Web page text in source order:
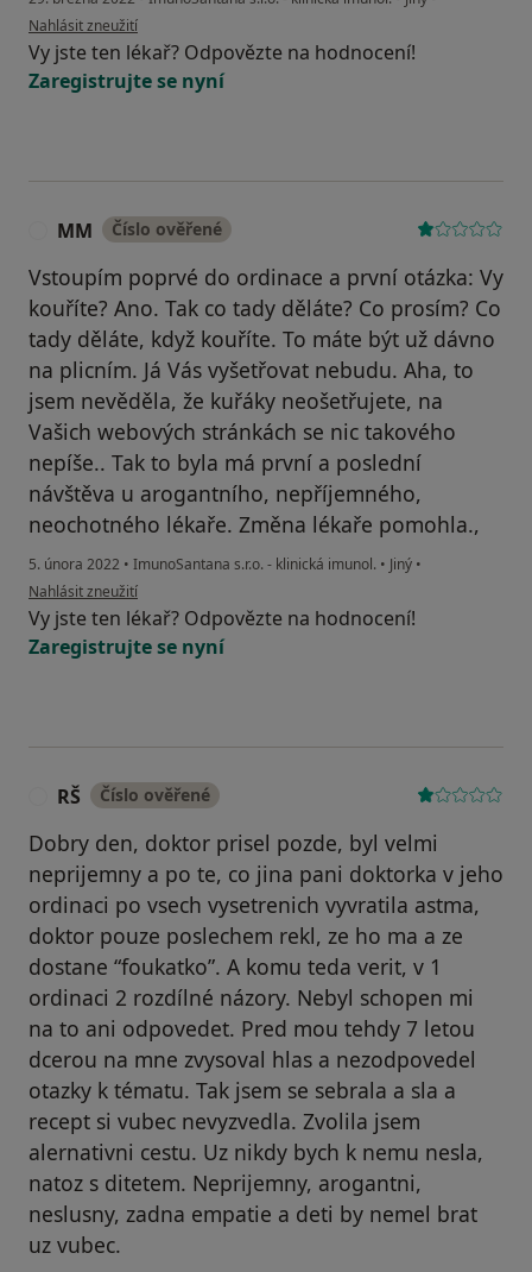
podle názoru uživatele N.B.
Nahlásit zneužití
Vy jste ten lékař? Odpovězte na hodnocení!
Zaregistrujte se nyní
MM Číslo ověřené
Vstoupím poprvé do ordinace a první otázka: Vy
kouříte? Ano. Tak co tady děláte? Co prosím? Co
tady děláte, když kouříte. To máte být už dávno
na plicním. Já Vás vyšetřovat nebudu. Aha, to
jsem nevěděla, že kuřáky neošetřujete, na
Vašich webových stránkách se nic takového
nepíše.. Tak to byla má první a poslední
návštěva u arogantního, nepříjemného,
neochotného lékaře. Změna lékaře pomohla.,
5. února 2022 • ImunoSantana s.r.o. - klinická imunol. • Jiný •
podle názoru uživatele MM
Nahlásit zneužití
Vy jste ten lékař? Odpovězte na hodnocení!
Zaregistrujte se nyní
RŠ Číslo ověřené
Dobry den, doktor prisel pozde, byl velmi
neprijemny a po te, co jina pani doktorka v jeho
ordinaci po vsech vysetrenich vyvratila astma,
doktor pouze poslechem rekl, ze ho ma a ze
dostane “foukatko”. A komu teda verit, v 1
ordinaci 2 rozdílné názory. Nebyl schopen mi
na to ani odpovedet. Pred mou tehdy 7 letou
dcerou na mne zvysoval hlas a nezodpovedel
otazky k tématu. Tak jsem se sebrala a sla a
recept si vubec nevyzvedla. Zvolila jsem
alernativni cestu. Uz nikdy bych k nemu nesla,
natoz s ditetem. Neprijemny, arogantni,
neslusny, zadna empatie a deti by nemel brat
uz vubec.